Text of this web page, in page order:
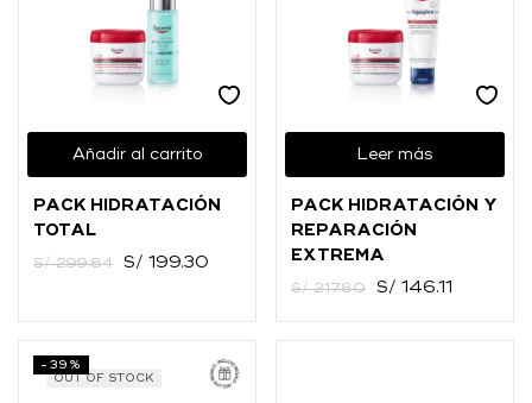
Añadir al carrito
PACK HIDRATACIÓN
TOTAL
S/299.84 S/ 199.30
Leer más
PACK HIDRATACIÓN Y
REPARACIÓN
EXTREMA
S/217.80 S/ 146.11
OUT OF STOCK
-39%